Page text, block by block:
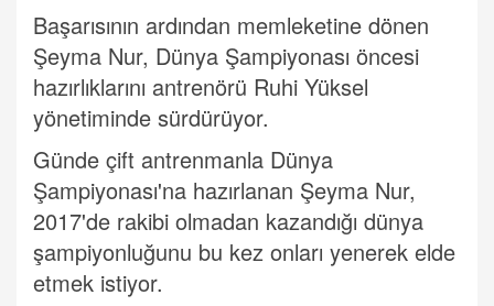
Başarısının ardından memleketine dönen
Şeyma Nur, Dünya Şampiyonası öncesi
hazırlıklarını antrenörü Ruhi Yüksel
yönetiminde sürdürüyor.
Günde çift antrenmanla Dünya
Şampiyonası'na hazırlanan Şeyma Nur,
2017'de rakibi olmadan kazandığı dünya
şampiyonluğunu bu kez onları yenerek elde
etmek istiyor.